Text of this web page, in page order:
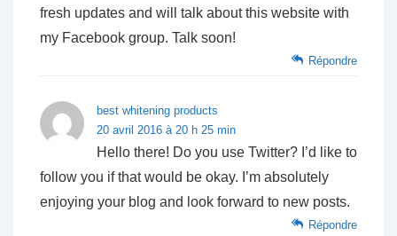
fresh updates and will talk about this website with
my Facebook group. Talk soon!
Répondre
best whitening products
20 avril 2016 à 20 h 25 min
Hello there! Do you use Twitter? I’d like to
follow you if that would be okay. I’m absolutely
enjoying your blog and look forward to new posts.
Répondre